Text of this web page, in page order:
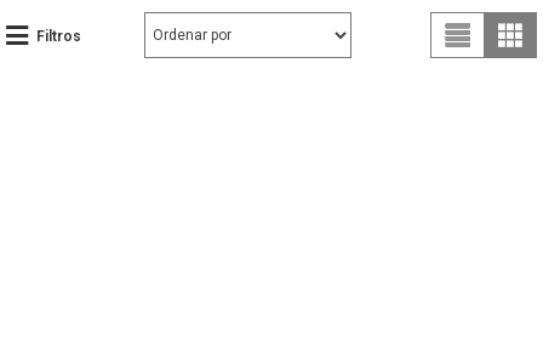
Filtros